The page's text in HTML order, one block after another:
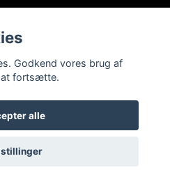
Nordic - Danmark
Godkend vores brug af
at fortsætte.
alle